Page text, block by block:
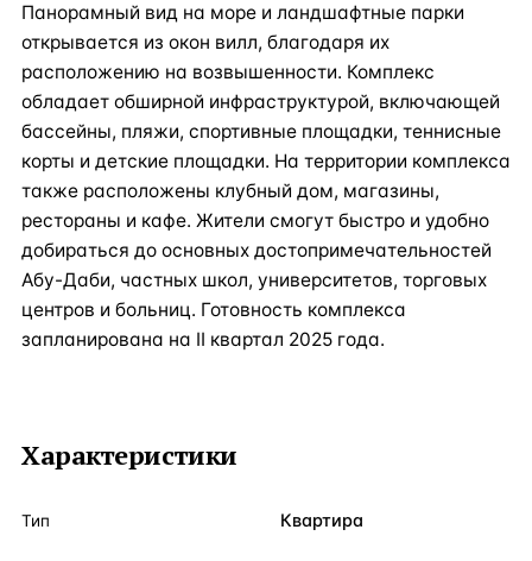
Панорамный вид на море и ландшафтные парки
открывается из окон вилл, благодаря их
расположению на возвышенности. Комплекс
обладает обширной инфраструктурой, включающей
бассейны, пляжи, спортивные площадки, теннисные
корты и детские площадки. На территории комплекса
также расположены клубный дом, магазины,
рестораны и кафе. Жители смогут быстро и удобно
добираться до основных достопримечательностей
Абу-Даби, частных школ, университетов, торговых
центров и больниц. Готовность комплекса
запланирована на II квартал 2025 года.
Характеристики
Тип Квартира